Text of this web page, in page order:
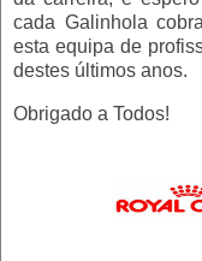
cada Galinhola
esta equipa de
destes últimos anos.
Obrigado a Todos!